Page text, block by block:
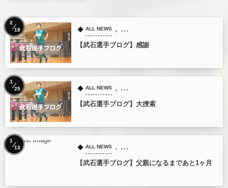
ALL NEWS , …
【武石選手ブログ】感謝
2
18
ALL NEWS , …
【武石選手ブログ】大捜索
1
25
ALL NEWS , …
【武石選手ブログ】父親になるまであと1ヶ月
1
13